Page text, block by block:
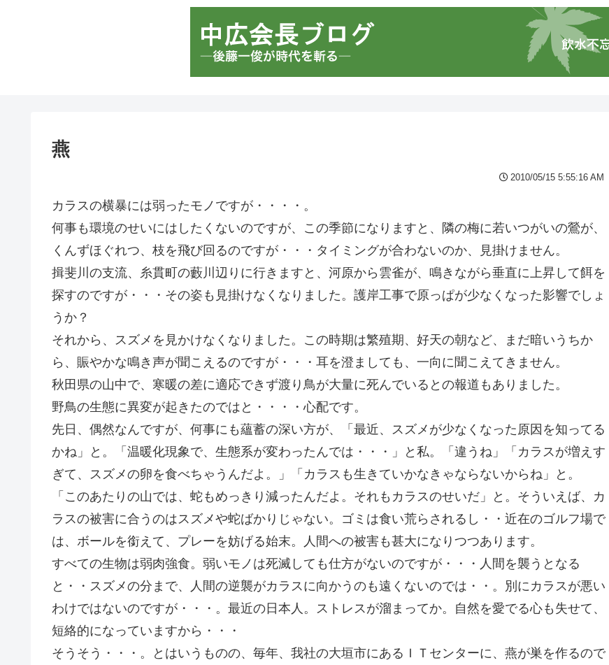
燕
2010/05/15 5:55:16 AM
カラスの横暴には弱ったモノですが・・・・。
何事も環境のせいにはしたくないのですが、この季節になりますと、隣の梅に若いつがいの鶯が、
くんずほぐれつ、枝を飛び回るのですが・・・タイミングが合わないのか、見掛けません。
揖斐川の支流、糸貫町の藪川辺りに行きますと、河原から雲雀が、鳴きながら垂直に上昇して餌を
探すのですが・・・その姿も見掛けなくなりました。護岸工事で原っぱが少なくなった影響でしょ
うか？
それから、スズメを見かけなくなりました。この時期は繁殖期、好天の朝など、まだ暗いうちか
ら、賑やかな鳴き声が聞こえるのですが・・・耳を澄ましても、一向に聞こえてきません。
秋田県の山中で、寒暖の差に適応できず渡り鳥が大量に死んでいるとの報道もありました。
野鳥の生態に異変が起きたのではと・・・・心配です。
先日、偶然なんですが、何事にも蘊蓄の深い方が、「最近、スズメが少なくなった原因を知ってる
かね」と。「温暖化現象で、生態系が変わったんでは・・・」と私。「違うね」「カラスが増えす
ぎて、スズメの卵を食べちゃうんだよ。」「カラスも生きていかなきゃならないからね」と。
「このあたりの山では、蛇もめっきり減ったんだよ。それもカラスのせいだ」と。そういえば、カ
ラスの被害に合うのはスズメや蛇ばかりじゃない。ゴミは食い荒らされるし・・近在のゴルフ場で
は、ボールを銜えて、プレーを妨げる始末。人間への被害も甚大になりつつあります。
すべての生物は弱肉強食。弱いモノは死滅しても仕方がないのですが・・・人間を襲うとなる
と・・スズメの分まで、人間の逆襲がカラスに向かうのも遠くないのでは・・。別にカラスが悪い
わけではないのですが・・・。最近の日本人。ストレスが溜まってか。自然を愛でる心も失せて、
短絡的になっていますから・・・
そうそう・・・。とはいうものの、毎年、我社の大垣市にあるＩＴセンターに、燕が巣を作るので